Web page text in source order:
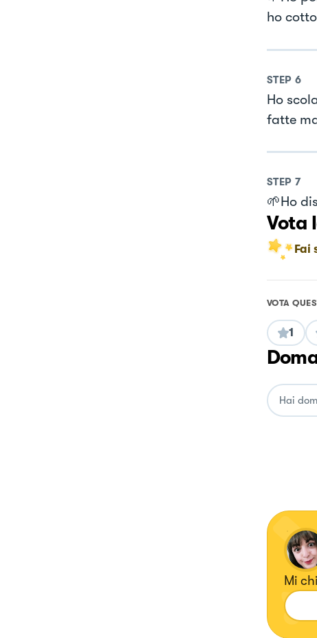
ho
STEP 6
Ho
fatte
STEP 7
🌱Ho
Vota
Fai
VOTA
1
Mi